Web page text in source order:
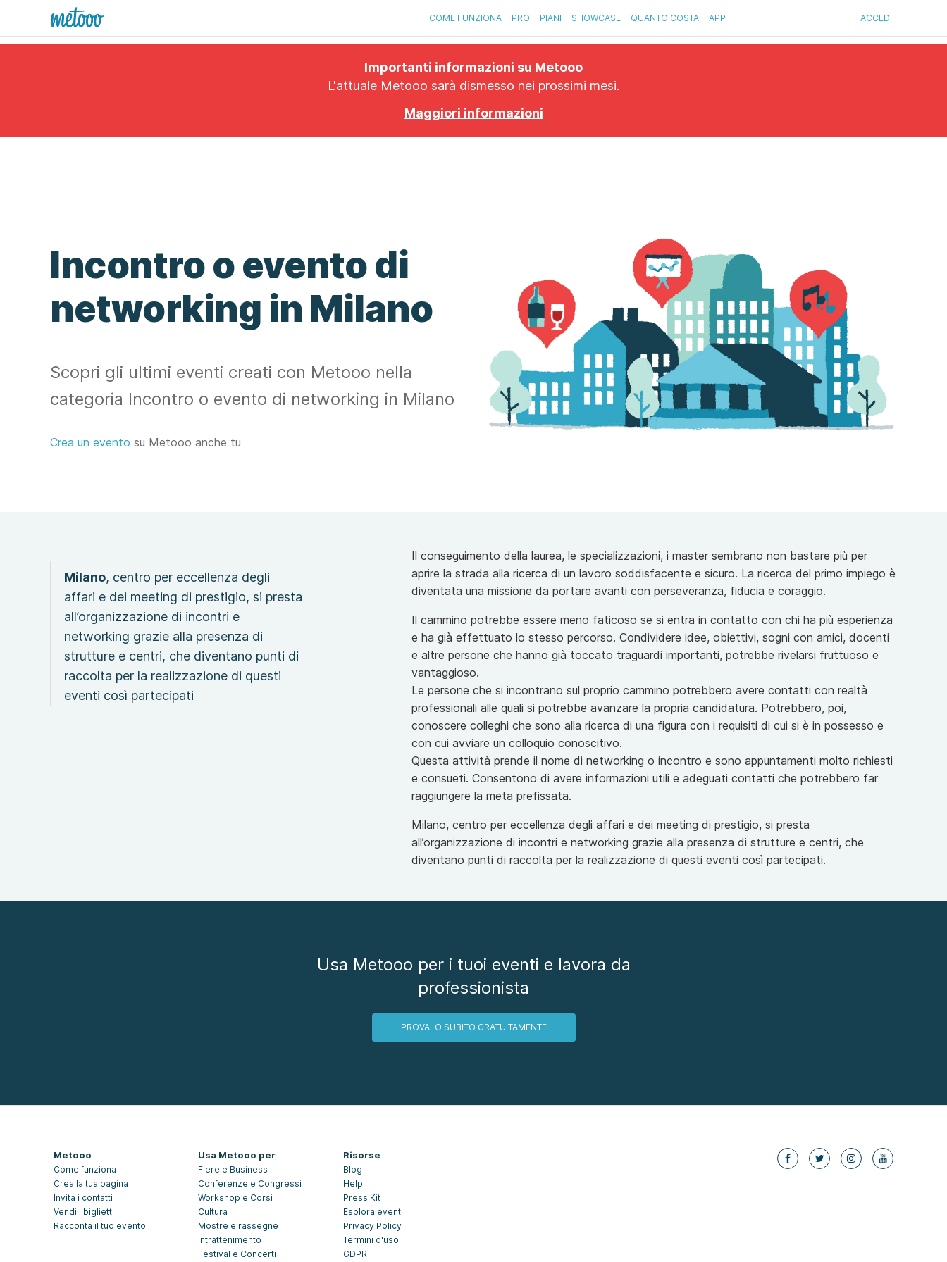
COME FUNZIONA PRO PIANI SHOWCASE QUANTO COSTA APP ACCEDI
Importanti informazioni su Metooo
L'attuale Metooo sarà dismesso nei prossimi mesi.
Maggiori informazioni
Incontro o evento di
networking in Milano
Scopri gli ultimi eventi creati con Metooo nella
categoria Incontro o evento di networking in Milano
Crea un evento su Metooo anche tu
Milano, centro per eccellenza degli
affari e dei meeting di prestigio, si presta
all’organizzazione di incontri e
networking grazie alla presenza di
strutture e centri, che diventano punti di
raccolta per la realizzazione di questi
eventi così partecipati
Il conseguimento della laurea, le specializzazioni, i master sembrano non bastare più per
aprire la strada alla ricerca di un lavoro soddisfacente e sicuro. La ricerca del primo impiego è
diventata una missione da portare avanti con perseveranza, fiducia e coraggio.
Il cammino potrebbe essere meno faticoso se si entra in contatto con chi ha più esperienza
e ha già effettuato lo stesso percorso. Condividere idee, obiettivi, sogni con amici, docenti
e altre persone che hanno già toccato traguardi importanti, potrebbe rivelarsi fruttuoso e
vantaggioso.
Le persone che si incontrano sul proprio cammino potrebbero avere contatti con realtà
professionali alle quali si potrebbe avanzare la propria candidatura. Potrebbero, poi,
conoscere colleghi che sono alla ricerca di una figura con i requisiti di cui si è in possesso e
con cui avviare un colloquio conoscitivo.
Questa attività prende il nome di networking o incontro e sono appuntamenti molto richiesti
e consueti. Consentono di avere informazioni utili e adeguati contatti che potrebbero far
raggiungere la meta prefissata.
Milano, centro per eccellenza degli affari e dei meeting di prestigio, si presta
all’organizzazione di incontri e networking grazie alla presenza di strutture e centri, che
diventano punti di raccolta per la realizzazione di questi eventi così partecipati.
Usa Metooo per i tuoi eventi e lavora da
professionista
PROVALO SUBITO GRATUITAMENTE
Metooo
Come funziona
Crea la tua pagina
Invita i contatti
Vendi i biglietti
Racconta il tuo evento
Usa Metooo per
Fiere e Business
Conferenze e Congressi
Workshop e Corsi
Cultura
Mostre e rassegne
Intrattenimento
Festival e Concerti
Risorse
Blog
Help
Press Kit
Esplora eventi
Privacy Policy
Termini d'uso
GDPR